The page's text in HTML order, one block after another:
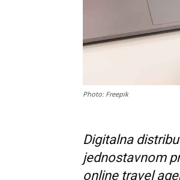
Photo: Freepik
Digitalna
jednostavnom
online travel